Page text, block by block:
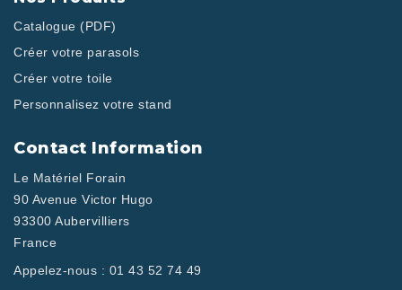
Catalogue (PDF)
Créer votre parasols
Créer votre toile
Personnalisez votre stand
Contact Information
Le Matériel Forain
90 Avenue Victor Hugo
93300 Aubervilliers
France
Appelez-nous : 01 43 52 74 49